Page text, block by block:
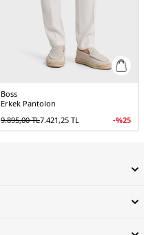
Boss
Erkek Pantolon
9.895,00TL7.421,25 TL -%25